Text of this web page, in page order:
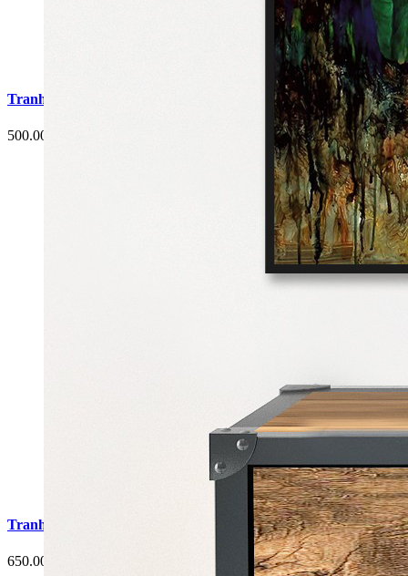
Tranh Cá Chép Hoa Sen Phòng Ăn G3
500.000 đ
Tranh Cá Chép Hoa Sen Phòng Ăn G6
650.000 đ